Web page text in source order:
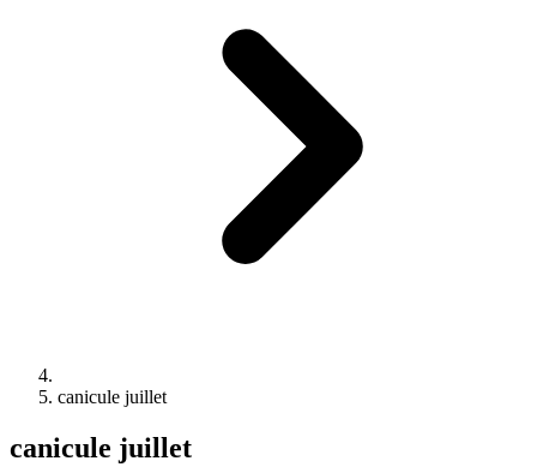
canicule juillet
canicule juillet